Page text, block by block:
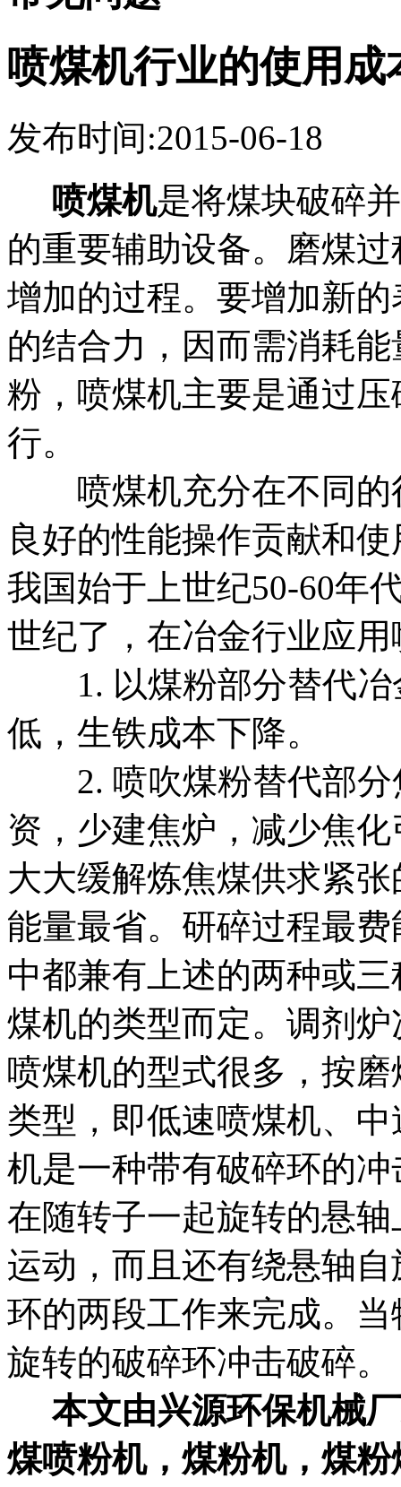
喷煤机行业的使用成
发布时间:2015-06-18
喷煤机是将煤块破碎
的重要辅助设备。磨煤
增加的过程。要增加新
的结合力，因而需消耗
粉，喷煤机主要是通过
行。
喷煤机充分在不同的
良好的性能操作贡献和
我国始于上世纪50-60年
世纪了，在冶金行业应
1. 以煤粉部分替代冶
低，生铁成本下降。
2. 喷吹煤粉替代部分
资，少建焦炉，减少焦
大大缓解炼焦煤供求紧
能量最省。研碎过程最
中都兼有上述的两种或
煤机的类型而定。调剂
喷煤机的型式很多，按
类型，即低速喷煤机、
机是一种带有破碎环的
在随转子一起旋转的悬
运动，而且还有绕悬轴
环的两段工作来完成。
旋转的破碎环冲击破碎。
本文由兴源环保机械
煤喷粉机，煤粉机，煤